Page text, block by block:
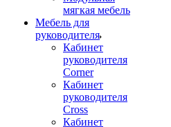
мягкая мебель
Мебель для
руководителя
Кабинет
руководителя
Corner
Кабинет
руководителя
Cross
Кабинет